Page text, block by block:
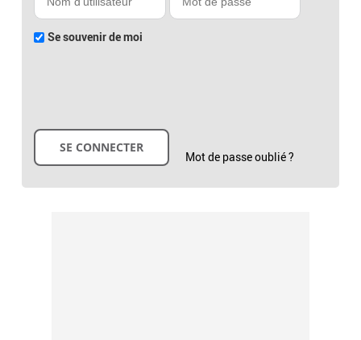
Se souvenir de moi
Mot de passe oublié ?